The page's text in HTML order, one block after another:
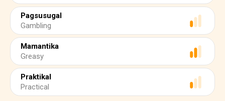
Pagsusugal
Gambling
Mamantika
Greasy
Praktikal
Practical